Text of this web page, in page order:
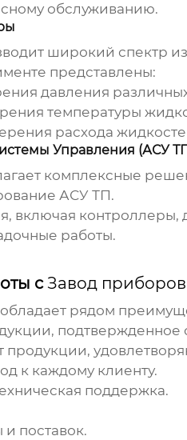
обслуживанию.
широкий спектр
представлены:
давления
температуры
расхода
Управления (АСУ
комплексные
АСУ ТП.
включая
работы.
с Завод приборов
рядом
подтвержденное
к каждому клиенту.
поддержка.
и поставок.